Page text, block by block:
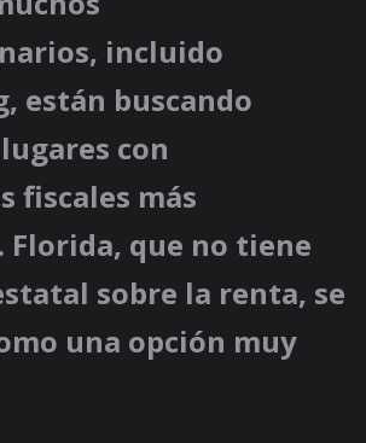
incluido
están buscando
con
fiscales más
Florida, que no tiene
sobre la renta, se
una opción muy